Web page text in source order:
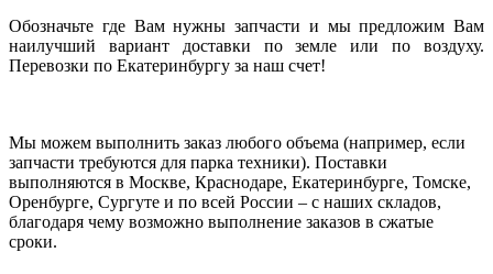
Обозначьте где Вам нужны запчасти и мы предложим Вам
наилучший вариант доставки по земле или по воздуху.
Перевозки по Екатеринбургу за наш счет!
Мы можем выполнить заказ любого объема (например, если
запчасти требуются для парка техники). Поставки
выполняются в Москве, Краснодаре, Екатеринбурге, Томске,
Оренбурге, Сургуте и по всей России – с наших складов,
благодаря чему возможно выполнение заказов в сжатые
сроки.